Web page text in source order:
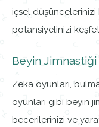
içsel düşüncelerinizi
potansiyelinizi
Beyin Jimnastiği
Zeka oyunları,
oyunları gibi beyin
becerilerinizi ve